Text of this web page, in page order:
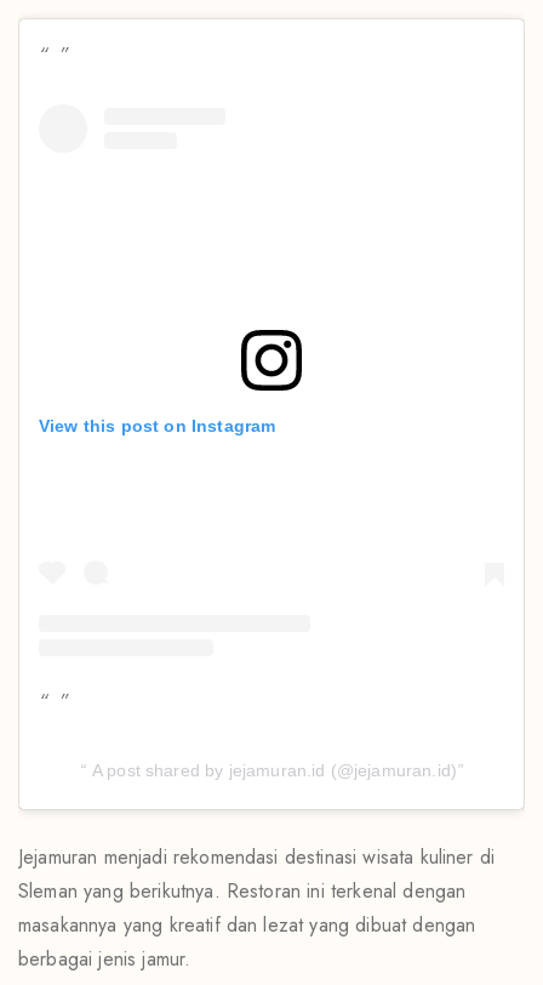
View this post on Instagram
A post shared by jejamuran.id (@jejamuran.id)
Jejamuran menjadi rekomendasi destinasi wisata kuliner di
Sleman yang berikutnya. Restoran ini terkenal dengan
masakannya yang kreatif dan lezat yang dibuat dengan
berbagai jenis jamur.